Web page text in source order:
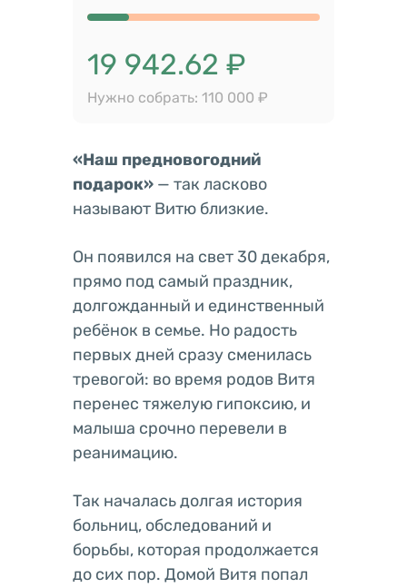
19 942.62 ₽
Нужно собрать: 110 000 ₽
«Наш предновогодний
подарок» — так ласково
называют Витю близкие.
Он появился на свет 30 декабря,
прямо под самый праздник,
долгожданный и единственный
ребёнок в семье. Но радость
первых дней сразу сменилась
тревогой: во время родов Витя
перенес тяжелую гипоксию, и
малыша срочно перевели в
реанимацию.
Так началась долгая история
больниц, обследований и
борьбы, которая продолжается
до сих пор. Домой Витя попал